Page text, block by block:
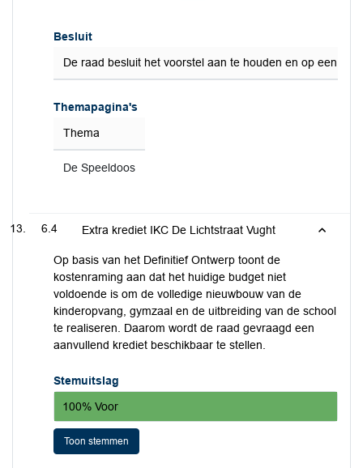
Besluit
De raad besluit het voorstel aan te houden en op een
Themapagina's
Thema
De Speeldoos
6.4 Extra krediet IKC De Lichtstraat Vught
Op basis van het Definitief Ontwerp toont de
kostenraming aan dat het huidige budget niet
voldoende is om de volledige nieuwbouw van de
kinderopvang, gymzaal en de uitbreiding van de school
te realiseren. Daarom wordt de raad gevraagd een
aanvullend krediet beschikbaar te stellen.
Stemuitslag
100% Voor
Toon stemmen